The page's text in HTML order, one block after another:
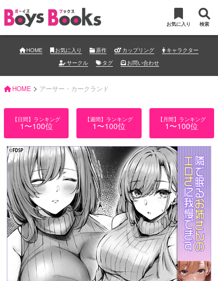
お気に入り 検索
HOME お気に入り 原作 カップリング
キャラクター
サークル
タグ お問い合わせ
HOME > アーサー・カークランド
【日間】ランキング
1〜100位
【週間】ランキング
1〜100位
【月間】ランキング
1〜100位